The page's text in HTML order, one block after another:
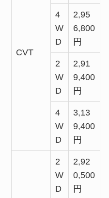
CVT
4
W
D
2,95
6,800
円
2
W
D
2,91
9,400
円
4
W
D
3,13
9,400
円
2
W
D
2,92
0,500
円